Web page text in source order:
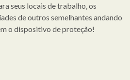
seus locais de trabalho, os
de outros semelhantes andando
o dispositivo de proteção!